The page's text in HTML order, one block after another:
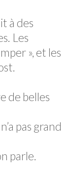
à des
Les
», et les
de belles
pas grand
parle.